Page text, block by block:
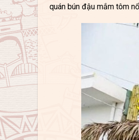
quán bún đậu mắm tôm